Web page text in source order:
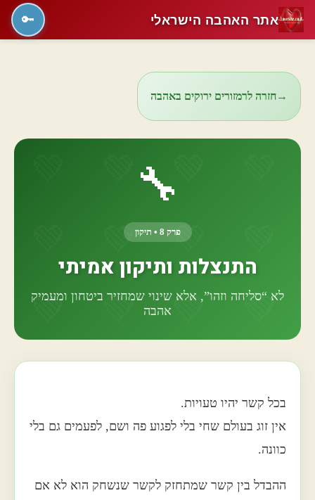
→חזרה לרמזורים ירוקים באהבה
🔧
פרק 8 • תיקון
התנצלות ותיקון אמיתי
לא “סליחה וזהו”, אלא שינוי שמחזיר ביטחון ומעמיק
אהבה
בכל קשר יהיו טעויות.
אין זוג בעולם שחי בלי לפגוע פה ושם, לפעמים גם בלי
כוונה.
ההבדל בין קשר שמתחזק לקשר שנשחק הוא לא אם
אתר האהבה הישראלי 🔑